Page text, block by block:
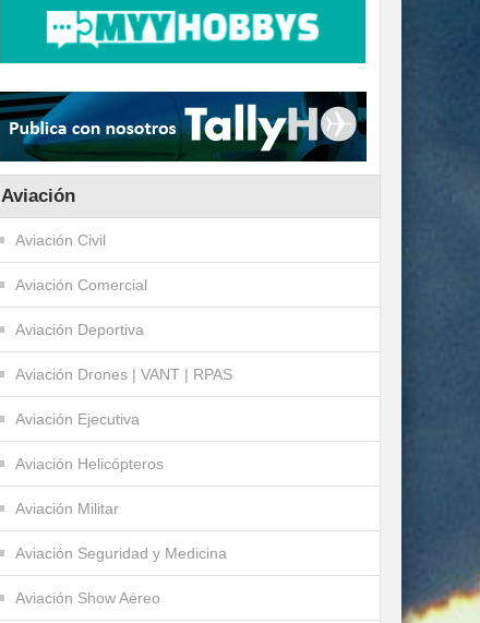
Aviación
Aviación Civil
Aviación Comercial
Aviación Deportiva
Aviación Drones | VANT | RPAS
Aviación Ejecutiva
Aviación Helicópteros
Aviación Militar
Aviación Seguridad y Medicina
Aviación Show Aéreo